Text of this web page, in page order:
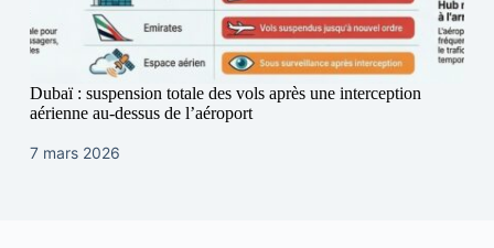
Dubaï : suspension totale des vols après une interception
aérienne au-dessus de l’aéroport
7 mars 2026